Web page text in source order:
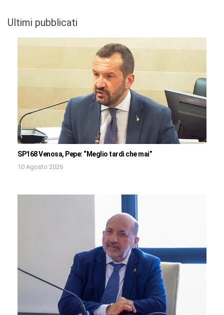
Ultimi pubblicati
SP168 Venosa, Pepe: “Meglio tardi che mai”
10 Agosto 2026